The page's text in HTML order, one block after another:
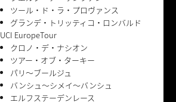
ツール・ド・ラ・プロヴァンス
グランデ・トリッティコ・ロンバルド
UCI EuropeTour
クロノ・デ・ナシオン
ツアー・オブ・ターキー
パリ〜ブールジュ
バンシュ〜シメイ〜バンシュ
エルフステーデンレース